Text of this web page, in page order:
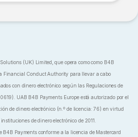
(UK) Limited, que opera como como B4B
Financial Conduct Authority para llevar a cabo
con dinero electrónico según las Regulaciones de
UAB B4B Payments Europe está autorizado por el
de dinero electrónico (n.º de licencia: 76) en virtud
de dinero electrónico de 2011.
B4B Payments conforme a la licencia de Mastercard